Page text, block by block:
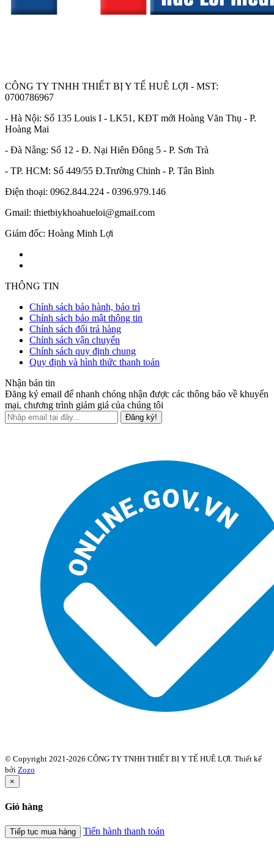
CÔNG TY TNHH THIẾT BỊ Y TẾ HUÊ LỢI - MST:
0700786967
- Hà Nội: Số 135 Louis I - LK51, KĐT mới Hoàng Văn Thụ - P.
Hoàng Mai
- Đà Nẵng: Số 12 - Đ. Nại Hiên Đông 5 - P. Sơn Trà
- TP. HCM: Số 449/55 Đ.Trường Chinh - P. Tân Bình
Điện thoại: 0962.844.224 - 0396.979.146
Gmail: thietbiykhoahueloi@gmail.com
Giám đốc: Hoàng Minh Lợi
THÔNG TIN
Chính sách bảo hành, bảo trì
Chính sách bảo mật thông tin
Chính sách đổi trả hàng
Chính sách vận chuyển
Chính sách quy định chung
Quy định và hình thức thanh toán
Nhận bản tin
Đăng ký email để nhanh chóng nhận được các thông báo về khuyến
mại, chương trình giảm giá của chúng tôi
Đăng ký!
© Copyright 2021-2026 CÔNG TY TNHH THIẾT BỊ Y TẾ HUÊ LỢI. Thiết kế
bởi Zozo
×
Giỏ hàng
Tiếp tục mua hàng Tiến hành thanh toán